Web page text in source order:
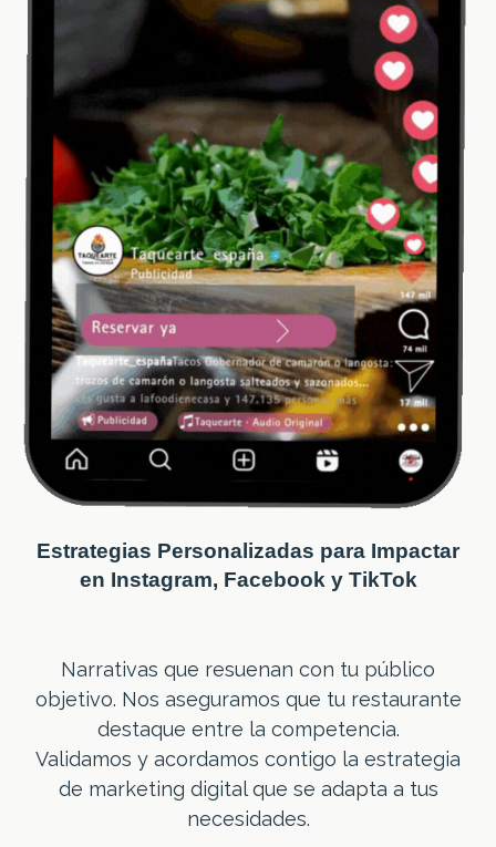
Estrategias Personalizadas para Impactar
en Instagram, Facebook y TikTok
Narrativas que resuenan con tu público
objetivo. Nos aseguramos que tu restaurante
destaque entre la competencia.
Validamos y acordamos contigo la estrategia
de marketing digital que se adapta a tus
necesidades.